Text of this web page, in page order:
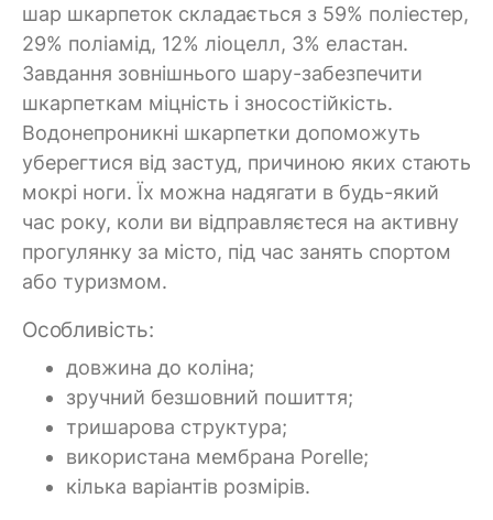
шар шкарпеток складається з 59% поліестер,
29% поліамід, 12% ліоцелл, 3% еластан.
Завдання зовнішнього шару-забезпечити
шкарпеткам міцність і зносостійкість.
Водонепроникні шкарпетки допоможуть
уберегтися від застуд, причиною яких стають
мокрі ноги. Їх можна надягати в будь-який
час року, коли ви відправляєтеся на активну
прогулянку за місто, під час занять спортом
або туризмом.
Особливість:
довжина до коліна;
зручний безшовний пошиття;
тришарова структура;
використана мембрана Porelle;
кілька варіантів розмірів.